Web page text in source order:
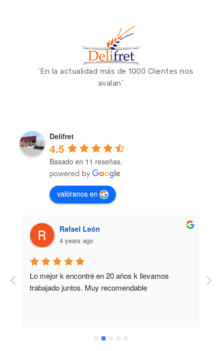
`En la actualidad más de 1000 Clientes nos
avalan´
Delifret
4.5
Basado en 11 reseñas.
valóranos en
Rafael León
4 years ago
Lo mejor k encontré en 20 años k llevamos
trabajado juntos. Muy recomendable